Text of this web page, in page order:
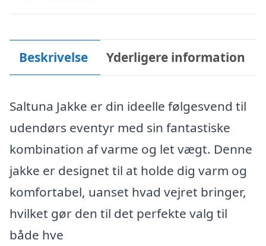
Beskrivelse Yderligere information
Saltuna Jakke er din ideelle følgesvend til
udendørs eventyr med sin fantastiske
kombination af varme og let vægt. Denne
jakke er designet til at holde dig varm og
komfortabel, uanset hvad vejret bringer,
hvilket gør den til det perfekte valg til
både hve